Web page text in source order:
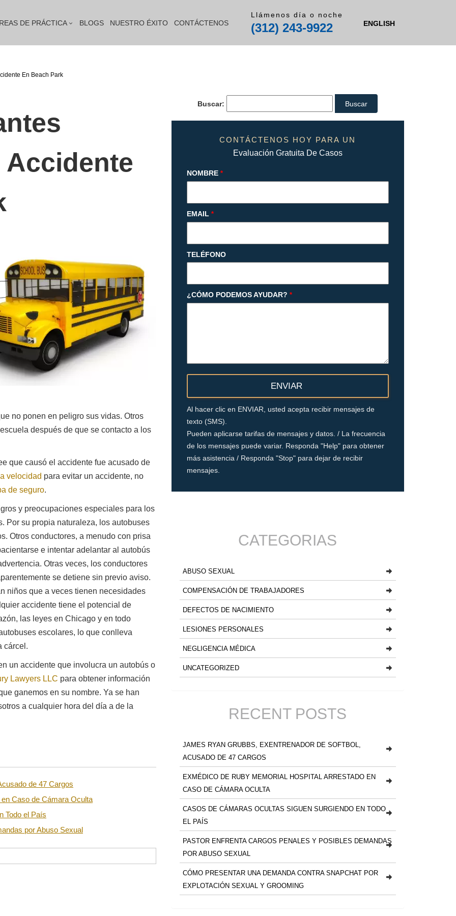
DE PRÁCTICA BLOGS NUESTRO ÉXITO CONTÁCTENOS
Llámenos día o noche
(312) 243-9922 ENGLISH
En Beach Park
Accidente
no ponen en peligro sus vidas. Otros
después de que se contacto a los
que causó el accidente fue acusado de
velocidad para evitar un accidente, no
de seguro.
y preocupaciones especiales para los
Por su propia naturaleza, los autobuses
Otros conductores, a menudo con prisa
e intentar adelantar al autobús
Otras veces, los conductores
se detiene sin previo aviso.
niños que a veces tienen necesidades
accidente tiene el potencial de
las leyes en Chicago y en todo
escolares, lo que conlleva
cárcel.
un accidente que involucra un autobús o
Lawyers LLC para obtener información
ganemos en su nombre. Ya se han
a cualquier hora del día a de la
de 47 Cargos
Caso de Cámara Oculta
Todo el País
por Abuso Sexual
Buscar:
CONTÁCTENOS HOY PARA UN
Evaluación Gratuita De Casos
NOMBRE *
EMAIL *
TELÉFONO
¿CÓMO PODEMOS AYUDAR? *
Al hacer clic en ENVIAR, usted acepta recibir mensajes de
texto (SMS).
Pueden aplicarse tarifas de mensajes y datos. / La frecuencia
de los mensajes puede variar. Responda "Help" para obtener
más asistencia / Responda "Stop" para dejar de recibir
mensajes.
CATEGORIAS
ABUSO SEXUAL
COMPENSACIÓN DE TRABAJADORES
DEFECTOS DE NACIMIENTO
LESIONES PERSONALES
NEGLIGENCIA MÉDICA
UNCATEGORIZED
RECENT POSTS
JAMES RYAN GRUBBS, EXENTRENADOR DE SOFTBOL,
ACUSADO DE 47 CARGOS
EXMÉDICO DE RUBY MEMORIAL HOSPITAL ARRESTADO EN
CASO DE CÁMARA OCULTA
CASOS DE CÁMARAS OCULTAS SIGUEN SURGIENDO EN TODO
EL PAÍS
PASTOR ENFRENTA CARGOS PENALES Y POSIBLES DEMANDAS
POR ABUSO SEXUAL
CÓMO PRESENTAR UNA DEMANDA CONTRA SNAPCHAT POR
EXPLOTACIÓN SEXUAL Y GROOMING